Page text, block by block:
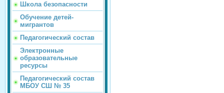
Школа безопасности
Обучение детей-
мигрантов
Педагогический состав
Электронные
образовательные
ресурсы
Педагогический состав
МБОУ СШ № 35